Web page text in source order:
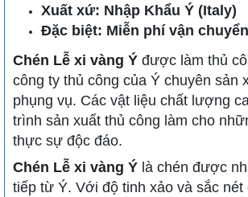
Xuất xứ: Nhập Khẩu Ý (Italy)
Đặc biệt: Miễn phí vận
Chén Lễ xi vàng Ý được làm thủ
công ty thủ công của Ý chuyên sản
phụng vụ. Các vật liệu chất lượng
trình sản xuất thủ công làm cho
thực sự độc đáo.
Chén Lễ xi vàng Ý là chén được
tiếp từ Ý. Với độ tinh xảo và sắc